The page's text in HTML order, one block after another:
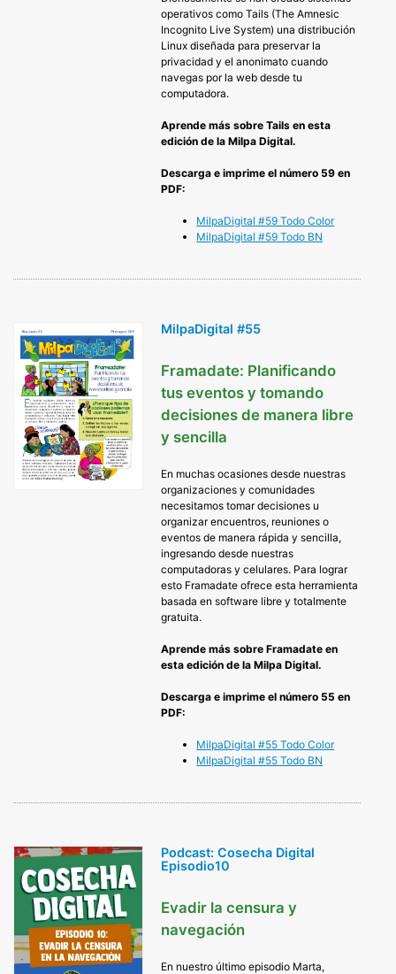
operativos como Tails (The Amnesic
Incognito Live System) una distribución
Linux diseñada para preservar la
privacidad y el anonimato cuando
navegas por la web desde tu
computadora.
Aprende más sobre Tails en esta
edición de la Milpa Digital.
Descarga e imprime el número 59 en
PDF:
MilpaDigital #59 Todo Color
MilpaDigital #59 Todo BN
MilpaDigital #55
Framadate: Planificando
tus eventos y tomando
decisiones de manera libre
y sencilla
En muchas ocasiones desde nuestras
organizaciones y comunidades
necesitamos tomar decisiones u
organizar encuentros, reuniones o
eventos de manera rápida y sencilla,
ingresando desde nuestras
computadoras y celulares. Para lograr
esto Framadate ofrece esta herramienta
basada en software libre y totalmente
gratuita.
Aprende más sobre Framadate en
esta edición de la Milpa Digital.
Descarga e imprime el número 55 en
PDF:
MilpaDigital #55 Todo Color
MilpaDigital #55 Todo BN
Podcast: Cosecha Digital
Episodio10
Evadir la censura y
navegación
En nuestro último episodio Marta,